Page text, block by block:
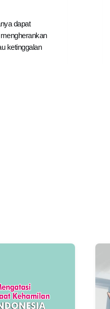
dapat
ketinggalan